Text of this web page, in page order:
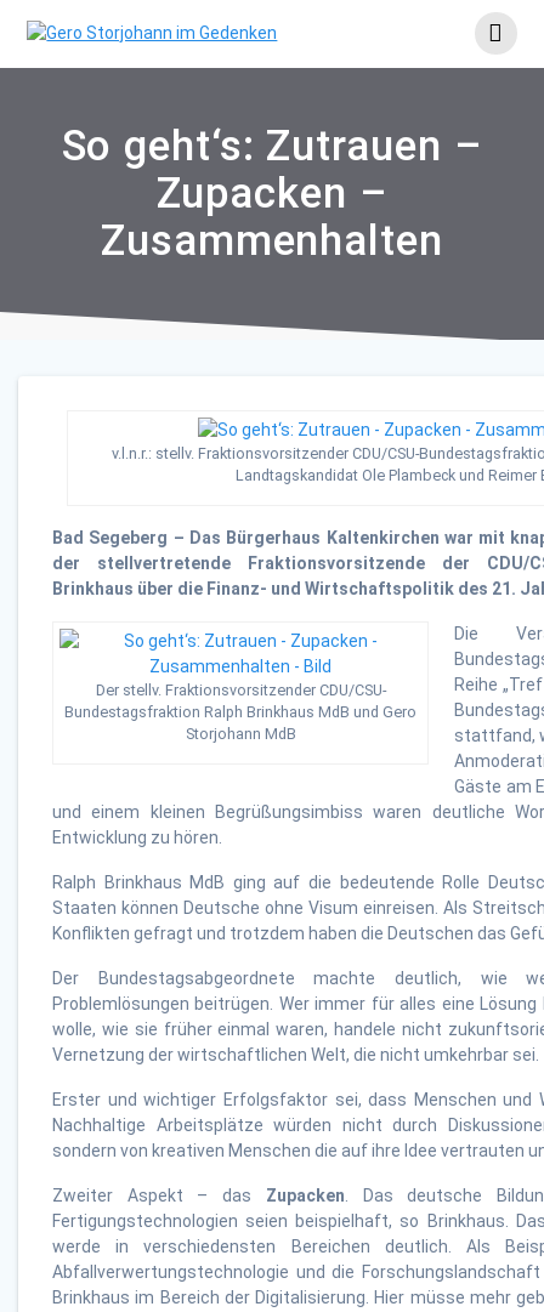
to
So geht‘s: Zutrauen –
Zupacken –
Zusammenhalten
v.l.n.r.: stellv. Fraktionsvorsitzender CDU/CSU-
Landtagskandidat Ole Plambeck und Reimer
Bad Segeberg – Das Bürgerhaus Kaltenkirchen war mit
der stellvertretende Fraktionsvorsitzende der CDU/
Brinkhaus über die Finanz- und Wirtschaftspolitik des 21.
Der stellv. Fraktionsvorsitzender CDU/CSU-
Bundestagsfraktion Ralph Brinkhaus MdB und Gero
Storjohann MdB
Die
Reihe
stattfand,
Gäste am
und einem kleinen Begrüßungsimbiss waren deutliche
Entwicklung zu hören.
Ralph Brinkhaus MdB ging auf die bedeutende Rolle
Staaten können Deutsche ohne Visum einreisen. Als
Konflikten gefragt und trotzdem haben die Deutschen das
Der Bundestagsabgeordnete machte deutlich, wie
Problemlösungen beitrügen. Wer immer für alles eine
wolle, wie sie früher einmal waren, handele nicht
Vernetzung der wirtschaftlichen Welt, die nicht umkehrbar sei.
Erster und wichtiger Erfolgsfaktor sei, dass Menschen
Nachhaltige Arbeitsplätze würden nicht durch
sondern von kreativen Menschen die auf ihre Idee vertrauten
Zweiter Aspekt – das Zupacken . Das deutsche
Fertigungstechnologien seien beispielhaft, so Brinkhaus.
werde in verschiedensten Bereichen deutlich. Als
Abfallverwertungstechnologie und die
Brinkhaus im Bereich der Digitalisierung. Hier müsse mehr